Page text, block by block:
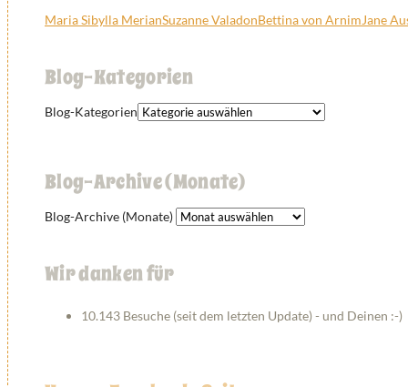
Maria Sibylla MerianSuzanne ValadonBettina von ArnimJane
Blog-Kategorien
Blog-Kategorien
Blog-Archive (Monate)
Blog-Archive (Monate)
Wir danken für
10.143 Besuche (seit dem letzten Update) - und Deinen :-)